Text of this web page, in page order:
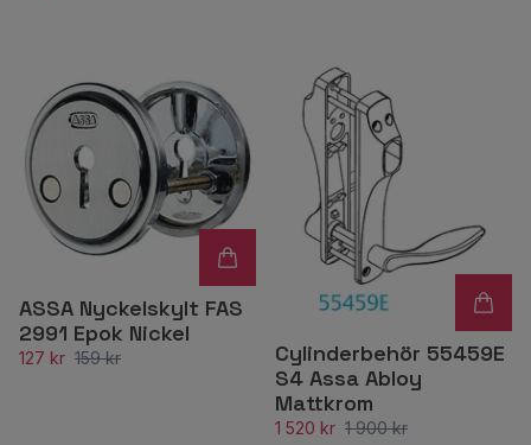
ASSA Nyckelskylt FAS
2991 Epok Nickel
127 kr 159 kr
Cylinderbehör 55459E
S4 Assa Abloy
Mattkrom
1 520 kr 1 900 kr